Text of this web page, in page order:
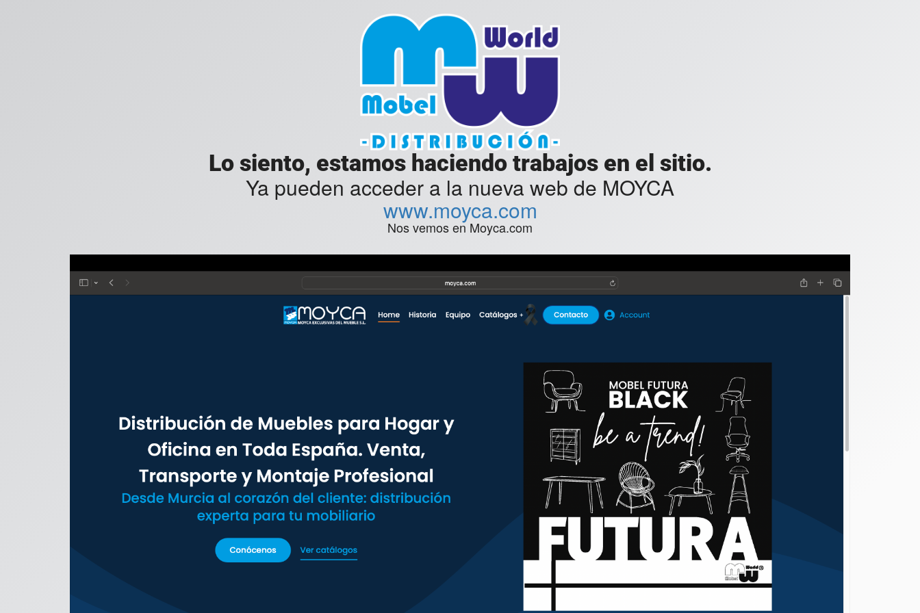
Lo siento, estamos haciendo trabajos en el sitio.
Ya pueden acceder a la nueva web de MOYCA
www.moyca.com
Nos vemos en Moyca.com